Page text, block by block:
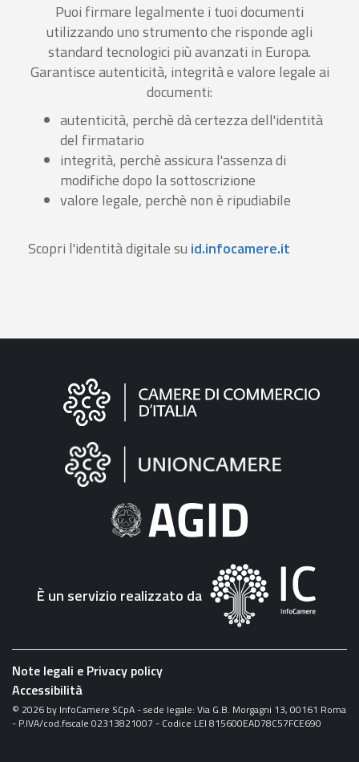
Puoi firmare legalmente i tuoi documenti
utilizzando uno strumento che risponde agli
standard tecnologici più avanzati in Europa.
Garantisce autenticità, integrità e valore legale ai
documenti:
autenticità, perchè dà certezza dell'identità
del firmatario
integrità, perchè assicura l'assenza di
modifiche dopo la sottoscrizione
valore legale, perchè non è ripudiabile
Scopri l'identità digitale su id.infocamere.it
Informazioni
"Fattura
Elettronica"
È un servizio realizzato da
Note legali e Privacy policy
Accessibilità
© 2026 by InfoCamere SCpA - sede legale: Via G.B. Morgagni 13, 00161 Roma
- P.IVA/cod.fiscale 02313821007 - Codice LEI 815600EAD78C57FCE690